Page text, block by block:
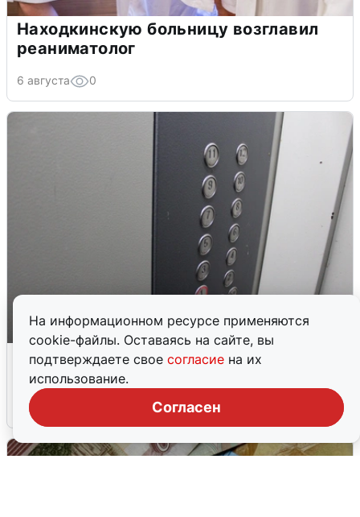
На информационном ресурсе применяются
cookie-файлы. Оставаясь на сайте, вы
подтверждаете свое согласие на их
использование.
Согласен
Находкинскую больницу возглавил
реаниматолог
6 августа 0
После скандала с бабушкой в доме на
Леонова заработали лифты
6 августа